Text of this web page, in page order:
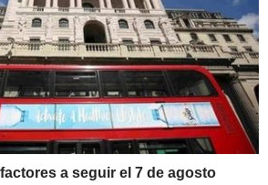
a seguir el 7 de agosto